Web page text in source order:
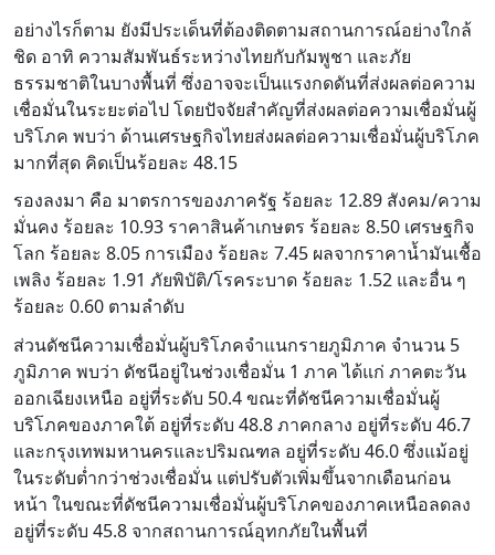
อย่างไรก็ตาม ยังมีประเด็นที่ต้องติดตามสถานการณ์อย่างใกล้
ชิด อาทิ ความสัมพันธ์ระหว่างไทยกับกัมพูชา และภัย
ธรรมชาติในบางพื้นที่ ซึ่งอาจจะเป็นแรงกดดันที่ส่งผลต่อความ
เชื่อมั่นในระยะต่อไป โดยปัจจัยสำคัญที่ส่งผลต่อความเชื่อมั่นผู้
บริโภค พบว่า ด้านเศรษฐกิจไทยส่งผลต่อความเชื่อมั่นผู้บริโภค
มากที่สุด คิดเป็นร้อยละ 48.15
รองลงมา คือ มาตรการของภาครัฐ ร้อยละ 12.89 สังคม/ความ
มั่นคง ร้อยละ 10.93 ราคาสินค้าเกษตร ร้อยละ 8.50 เศรษฐกิจ
โลก ร้อยละ 8.05 การเมือง ร้อยละ 7.45 ผลจากราคาน้ำมันเชื้อ
เพลิง ร้อยละ 1.91 ภัยพิบัติ/โรคระบาด ร้อยละ 1.52 และอื่น ๆ
ร้อยละ 0.60 ตามลำดับ
ส่วนดัชนีความเชื่อมั่นผู้บริโภคจำแนกรายภูมิภาค จำนวน 5
ภูมิภาค พบว่า ดัชนีอยู่ในช่วงเชื่อมั่น 1 ภาค ได้แก่ ภาคตะวัน
ออกเฉียงเหนือ อยู่ที่ระดับ 50.4 ขณะที่ดัชนีความเชื่อมั่นผู้
บริโภคของภาคใต้ อยู่ที่ระดับ 48.8 ภาคกลาง อยู่ที่ระดับ 46.7
และกรุงเทพมหานครและปริมณฑล อยู่ที่ระดับ 46.0 ซึ่งแม้อยู่
ในระดับต่ำกว่าช่วงเชื่อมั่น แต่ปรับตัวเพิ่มขึ้นจากเดือนก่อน
หน้า ในขณะที่ดัชนีความเชื่อมั่นผู้บริโภคของภาคเหนือลดลง
อยู่ที่ระดับ 45.8 จากสถานการณ์อุทกภัยในพื้นที่